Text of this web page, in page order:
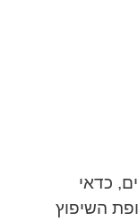
כדאי
השיפוץ